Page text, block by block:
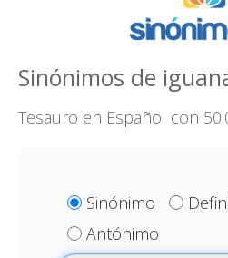
Sinónimos de
Tesauro en Español con
Sinónimo
Antónimo